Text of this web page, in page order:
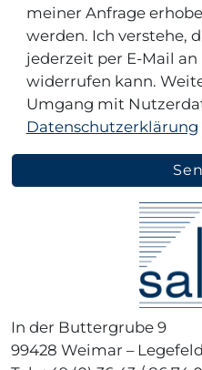
meiner Anfrage
werden. Ich verstehe,
jederzeit per E-Mail
widerrufen kann.
Umgang mit
Datenschutzerklärung
n
a
t
In der Buttergrube 9
99428 Weimar – Legefeld